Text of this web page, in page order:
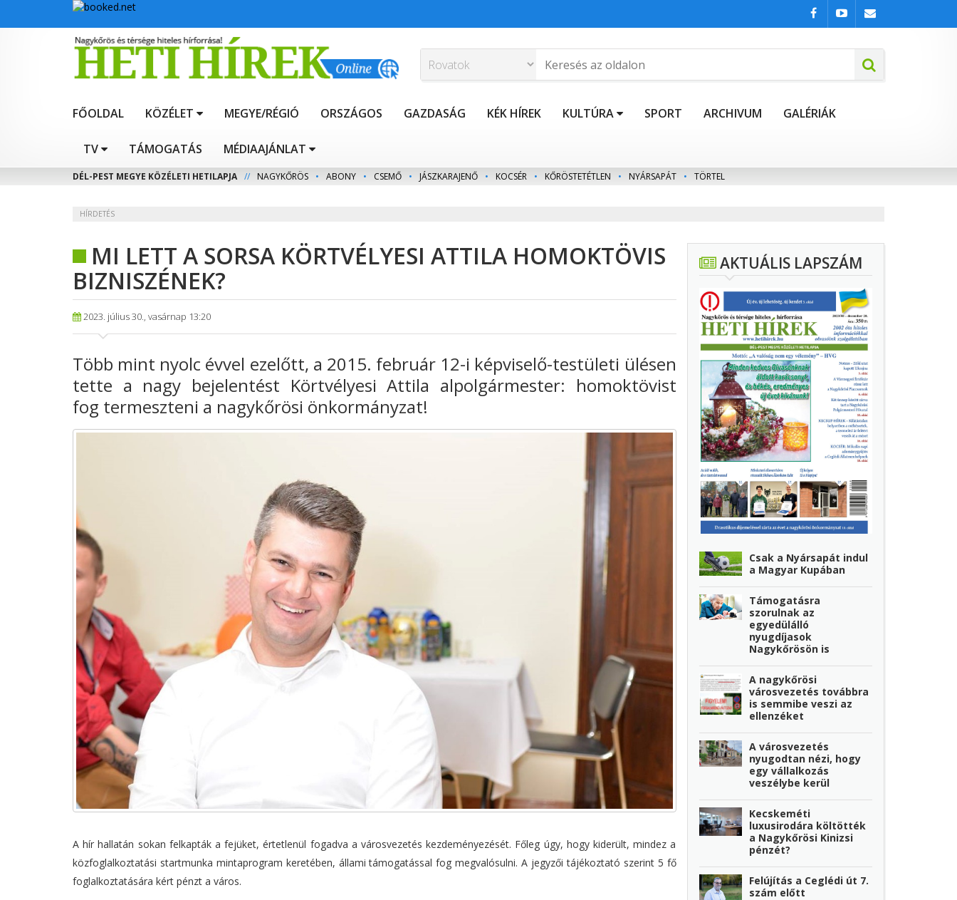
FŐOLDAL KÖZÉLET MEGYE/RÉGIÓ ORSZÁGOS GAZDASÁG KÉK HÍREK KULTÚRA SPORT ARCHIVUM GALÉRIÁK
TV TÁMOGATÁS MÉDIAAJÁNLAT
DÉL-PEST MEGYE KÖZÉLETI HETILAPJA // NAGYKŐRÖS • ABONY • CSEMŐ • JÁSZKARAJENŐ • KOCSÉR • KŐRÖSTETÉTLEN • NYÁRSAPÁT • TÖRTEL
HÍRDETÉS
MI LETT A SORSA KÖRTVÉLYESI ATTILA HOMOKTÖVIS
BIZNISZÉNEK?
2023. július 30., vasárnap 13:20
Több mint nyolc évvel ezelőtt, a 2015. február 12-i képviselő-testületi ülésen
tette a nagy bejelentést Körtvélyesi Attila alpolgármester: homoktövist
fog termeszteni a nagykőrösi önkormányzat!
A hír hallatán sokan felkapták a fejüket, értetlenül fogadva a városvezetés kezdeményezését. Főleg úgy, hogy kiderült, mindez a
közfoglalkoztatási startmunka mintaprogram keretében, állami támogatással fog megvalósulni. A jegyzői tájékoztató szerint 5 fő
foglalkoztatására kért pénzt a város.
AKTUÁLIS LAPSZÁM
Csak a Nyársapát indul
a Magyar Kupában
Támogatásra
szorulnak az
egyedülálló
nyugdíjasok
Nagykőrösön is
A nagykőrösi
városvezetés továbbra
is semmibe veszi az
ellenzéket
A városvezetés
nyugodtan nézi, hogy
egy vállalkozás
veszélybe kerül
Kecskeméti
luxusirodára költötték
a Nagykőrösi Kinizsi
pénzét?
Felújítás a Ceglédi út 7.
szám előtt